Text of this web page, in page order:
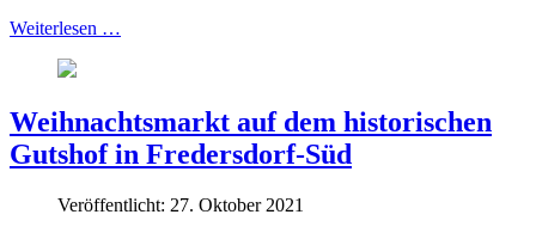
Weiterlesen …
Weihnachtsmarkt auf dem historischen
Gutshof in Fredersdorf-Süd
Veröffentlicht: 27. Oktober 2021